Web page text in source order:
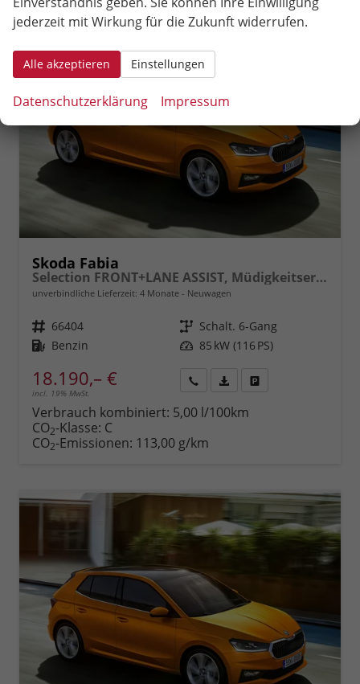
Skoda Fabia
Selection FRONT+LANE ASSIST, Müdigkeitserkennung, Klima, Lichtsensor, Tempomat m. Speedlimiter, Berganfahrassistent, Bluetooth, eCall, Care Connect, uvm.
unverbindliche Lieferzeit: 4 Monate Neuwagen
Fahrzeugnr. 66404 Getriebe Schalt. 6-Gang
Kraftstoff Benzin Leistung 85 kW (116 PS)
18.190,– €
incl. 19% MwSt.
anfordern
Datei,
Verbrauch kombiniert: 5,00 l/100km
CO2-Klasse: C
CO2-Emissionen: 113,00 g/km
jederzeit mit Wirkung für die Zukunft widerrufen.
Alle akzeptieren Einstellungen
Datenschutzerklärung Impressum